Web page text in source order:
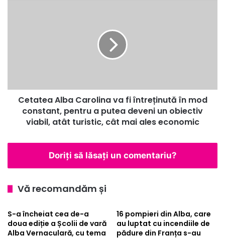
constant,
pentru
cât
ales
economic
Cetatea Alba Carolina va fi întreținută în mod
constant, pentru a putea deveni un obiectiv
viabil, atât turistic, cât mai ales economic
Doriți să lăsați un comentariu?
Vă recomandăm și
S-a încheiat cea de-a
doua ediție a Școlii de vară
Alba Vernaculară, cu tema
16 pompieri din Alba, care
au luptat cu incendiile de
pădure din Franța s-au